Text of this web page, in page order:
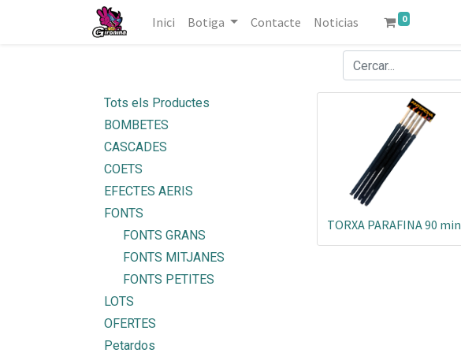
Inici Botiga Contacte Noticias 0
Tots els Productes
BOMBETES
CASCADES
COETS
EFECTES AERIS
FONTS
FONTS GRANS
FONTS MITJANES
FONTS PETITES
LOTS
OFERTES
Petardos
TORXA PARAFINA 90 min